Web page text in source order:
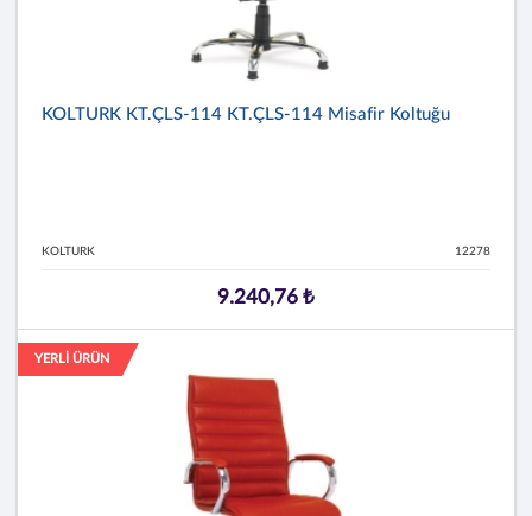
KOLTURK KT.ÇLS-114 KT.ÇLS-114 Misafir Koltuğu
KOLTURK 12278
9.240,76 ₺
YERLİ ÜRÜN